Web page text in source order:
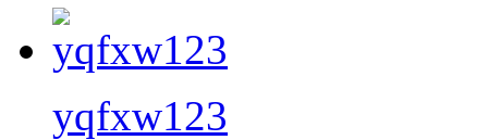
yqfxw123